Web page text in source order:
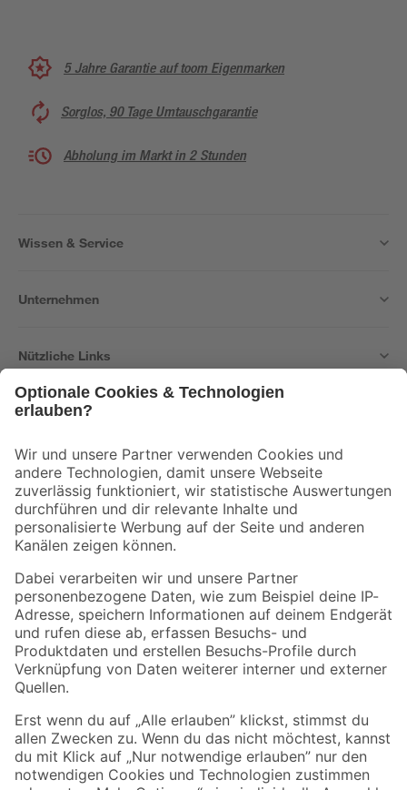
5 Jahre Garantie auf toom Eigenmarken
Sorglos, 90 Tage Umtauschgarantie
Abholung im Markt in 2 Stunden
Wissen & Service
Unternehmen
Nützliche Links
Der toom Newsletter: Keine Angebote und Aktionen mehr verpassen!
Zur Newsletter Anmeldung
Folge uns
Zahlungsarten Versandarten
Sicher einkaufen
Jetzt die toom-App herunterladen